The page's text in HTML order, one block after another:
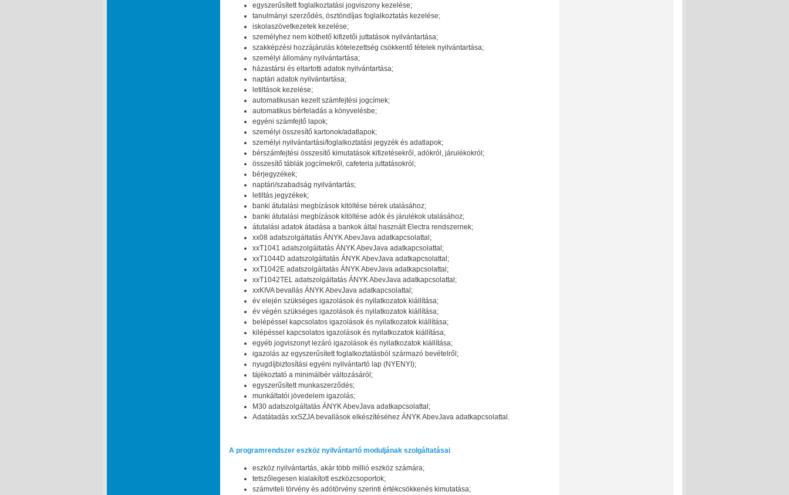
egyszerűsített foglalkoztatási jogviszony kezelése;
tanulmányi szerződés, ösztöndíjas foglalkoztatás kezelése;
iskolaszövetkezetek kezelése;
személyhez nem köthető kifizetői juttatások nyilvántartása;
szakképzési hozzájárulás kötelezettség csökkentő tételek nyilvántartása;
személyi állomány nyilvántartása;
házastársi és eltartotti adatok nyilvántartása;
naptári adatok nyilvántartása;
letiltások kezelése;
automatikusan kezelt számfejtési jogcímek;
automatikus bérfeladás a könyvelésbe;
egyéni számfejtő lapok;
személyi összesítő kartonok/adatlapok;
személyi nyilvántartási/foglalkoztatási jegyzék és adatlapok;
bérszámfejtési összesítő kimutatások kifizetésekről, adókról, járulékokról;
összesítő táblák jogcímekről, cafeteria juttatásokról;
bérjegyzékek;
naptári/szabadság nyilvántartás;
letiltás jegyzékek;
banki átutalási megbízások kitöltése bérek utalásához;
banki átutalási megbízások kitöltése adók és járulékok utalásához;
átutalási adatok átadása a bankok által használt Electra rendszernek;
xx08 adatszolgáltatás ÁNYK AbevJava adatkapcsolattal;
xxT1041 adatszolgáltatás ÁNYK AbevJava adatkapcsolattal;
xxT1044D adatszolgáltatás ÁNYK AbevJava adatkapcsolattal;
xxT1042E adatszolgáltatás ÁNYK AbevJava adatkapcsolattal;
xxT1042TEL adatszolgáltatás ÁNYK AbevJava adatkapcsolattal;
xxKIVA bevallás ÁNYK AbevJava adatkapcsolattal;
év elején szükséges igazolások és nyilatkozatok kiállítása;
év végén szükséges igazolások és nyilatkozatok kiállítása;
belépéssel kapcsolatos igazolások és nyilatkozatok kiállítása;
kilépéssel kapcsolatos igazolások és nyilatkozatok kiállítása;
egyéb jogviszonyt lezáró igazolások és nyilatkozatok kiállítása;
igazolás az egyszerűsített foglalkoztatásból származó bevételről;
nyugdíjbiztosítási egyéni nyilvántartó lap (NYENYI);
tájékoztató a minimálbér változásáról;
egyszerűsített munkaszerződés;
munkáltatói jövedelem igazolás;
M30 adatszolgáltatás ÁNYK AbevJava adatkapcsolattal;
Adatátadás xxSZJA bevallások elkészítéséhez ÁNYK AbevJava adatkapcsolattal.
A programrendszer eszköz nyilvántartó moduljának szolgáltatásai
eszköz nyilvántartás, akár több millió eszköz számára;
tetszőlegesen kialakított eszközcsoportok;
számviteli törvény és adótörvény szerinti értékcsökkenés kimutatása;